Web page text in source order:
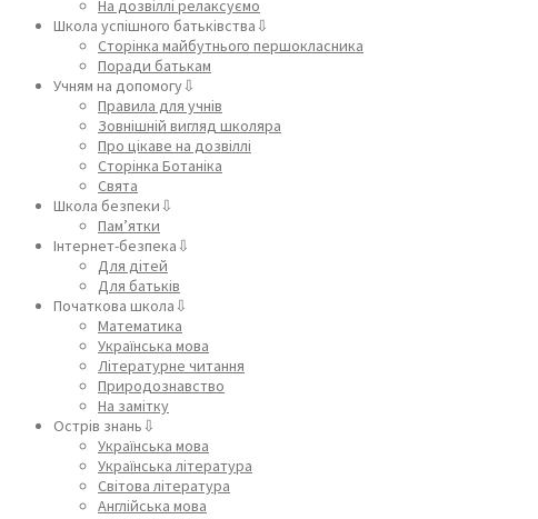
На дозвіллі релаксуємо
Школа успішного батьківства⇩
Сторінка майбутнього першокласника
Поради батькам
Учням на допомогу⇩
Правила для учнів
Зовнішній вигляд школяра
Про цікаве на дозвіллі
Сторінка Ботаніка
Свята
Школа безпеки⇩
Пам’ятки
Інтернет-безпека⇩
Для дітей
Для батьків
Початкова школа⇩
Математика
Українська мова
Літературне читання
Природознавство
На замітку
Острів знань⇩
Українська мова
Українська література
Світова література
Англійська мова